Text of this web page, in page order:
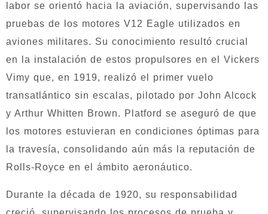
labor se orientó hacia la aviación, supervisando las
pruebas de los motores V12 Eagle utilizados en
aviones militares. Su conocimiento resultó crucial
en la instalación de estos propulsores en el Vickers
Vimy que, en 1919, realizó el primer vuelo
transatlántico sin escalas, pilotado por John Alcock
y Arthur Whitten Brown. Platford se aseguró de que
los motores estuvieran en condiciones óptimas para
la travesía, consolidando aún más la reputación de
Rolls-Royce en el ámbito aeronáutico.
Durante la década de 1920, su responsabilidad